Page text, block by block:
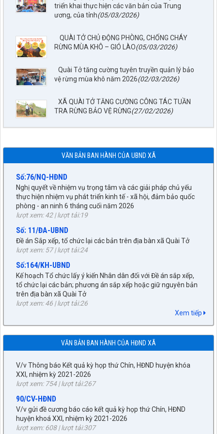
triển khai thực hiện các văn bản của Trung
ương, của tỉnh(05/03/2026)
​ QUÀI TỞ CHỦ ĐỘNG PHÒNG, CHỐNG CHÁY
RỪNG MÙA KHÔ – GIÓ LÀO​(05/03/2026)
Quài Tở tăng cường tuyên truyền quản lý bảo
vệ rừng mùa khô năm 2026(02/03/2026)
XÃ QUÀI TỞ TĂNG CƯỜNG CÔNG TÁC TUẦN
TRA RỪNG BẢO VỆ RỪNG(27/02/2026)
VĂN BẢN BAN HÀNH CỦA UBND XÃ
Số: 67/TB-UBND
Quài Tở, tỉnh Điện Biên đến năm 2045
lượt xem: 29 | lượt tải:1229
lượt xem: 44 | lượt tải:26
Nghị quyết về nhiệm vụ trọng tâm và các giải pháp chủ yếu
thực hiện nhiệm vụ phát triển kinh tế - xã hội, đảm bảo quốc
phòng - an ninh 6 tháng cuối năm 2026
lượt xem: 42 | lượt tải:19
Số: 11/ĐA-UBND
Đề án Sắp xếp, tổ chức lại các bản trên địa bàn xã Quài Tở
lượt xem: 57 | lượt tải:24
Số:164/KH-UBND
Kế hoạch Tổ chức lấy ý kiến Nhân dân đối với Đề án sắp xếp,
tổ chức lại các bản; phương án sắp xếp hoặc giữ nguyên bản
trên địa bàn xã Quài Tở
lượt xem: 46 | lượt tải:26
Số: 486/CV-TTPTQĐ-CNKV2
đất
lượt xem: 63 | lượt tải:50
Số:272/BC-UBND
Kết quả phối hợp giữa UBND xã với Thường trực HĐND xã
trong việc xử lý những vấn đề phát sinh từ sau kỳ họp thứ
Nhất HĐND xã đến nay
32/NQ-HĐND
Nghị quyết xác nhận kết quả bầu chức vụ Chủ tịch UBND xã
Quài Tở khóa II, nhiệm kỳ 2026 - 2031
Xem tiếp
VĂN BẢN BAN HÀNH CỦA HĐND XÃ
27/NQ-HĐND
Về chủ trương sắp xếp đơn vị hành chính cấp xã trên địa bàn
huyện Tuần Giáo, tỉnh Điện Biên (gửi bản kèm Biên Bản kỳ
XXI, nhiệm kỳ 2021-2026
lượt xem: 754 | lượt tải:267
90/CV-HĐND
V/v gửi đề cương báo cáo kết quả kỳ họp thứ Chín, HĐND
huyện khoá XXI, nhiệm kỳ 2021-2026
lượt xem: 608 | lượt tải:307